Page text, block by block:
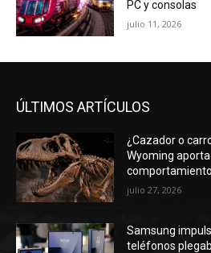
PC y consolas
julio 11, 2026
ÚLTIMOS ARTÍCULOS
¿Cazador o
Wyoming
julio 27, 2026
Samsung
teléfonos